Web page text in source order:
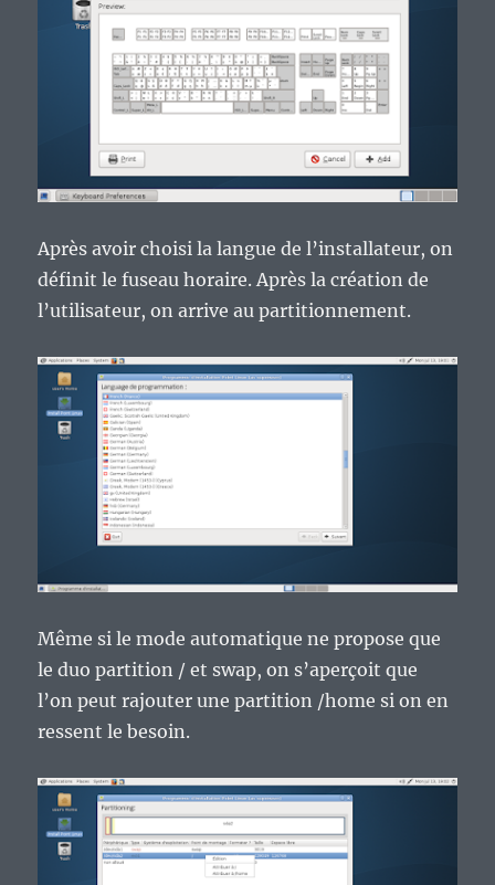
Après avoir choisi la langue de l’installateur, on
définit le fuseau horaire. Après la création de
l’utilisateur, on arrive au partitionnement.
Même si le mode automatique ne propose que
le duo partition / et swap, on s’aperçoit que
l’on peut rajouter une partition /home si on en
ressent le besoin.